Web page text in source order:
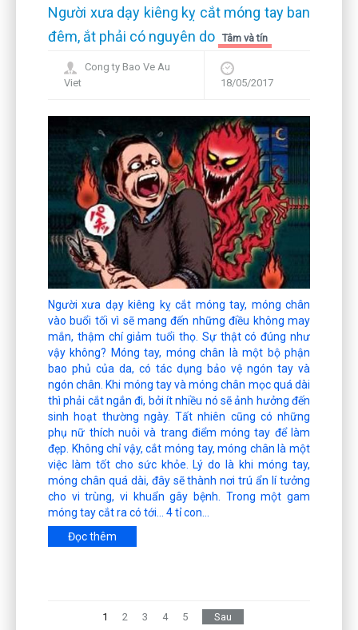
Người xưa dạy kiêng kỵ cắt móng tay ban
đêm, ắt phải có nguyên do Tâm và tín
Cong ty Bao Ve Au
Viet
18/05/2017
Người xưa dạy kiêng kỵ cắt móng tay, móng chân
vào buổi tối vì sẽ mang đến những điều không may
mắn, thậm chí giảm tuổi thọ. Sự thật có đúng như
vậy không? Móng tay, móng chân là một bộ phận
bao phủ của da, có tác dụng bảo vệ ngón tay và
ngón chân. Khi móng tay và móng chân mọc quá dài
thì phải cắt ngắn đi, bởi ít nhiều nó sẽ ảnh hưởng đến
sinh hoạt thường ngày. Tất nhiên cũng có những
phụ nữ thích nuôi và trang điểm móng tay để làm
đẹp. Không chỉ vậy, cắt móng tay, móng chân là một
việc làm tốt cho sức khỏe. Lý do là khi móng tay,
móng chân quá dài, đây sẽ thành nơi trú ẩn lí tưởng
cho vi trùng, vi khuẩn gây bệnh. Trong một gam
móng tay cắt ra có tới… 4 tỉ con...
Đọc thêm
1 2 3 4 5 Sau